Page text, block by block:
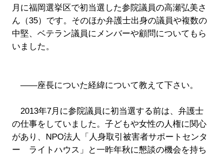
月に福岡選挙区で初当選した参院議員の高瀬弘美さ
ん（35）です。そのほか弁護士出身の議員や複数の
中堅、ベテラン議員にメンバーや顧問についてもら
いました。
――座長についた経緯について教えて下さい。
2013年7月に参院議員に初当選する前は、弁護士
の仕事をしていました。子どもや女性の人権に関心
があり、NPO法人「人身取引被害者サポートセンタ
ー ライトハウス」と一昨年秋に懇談の機会を持ち